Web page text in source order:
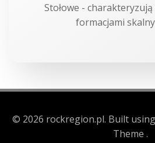
Stołowe -
formacjami
© 2026 rockregion.pl. Built
Theme .